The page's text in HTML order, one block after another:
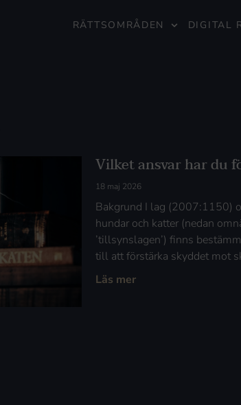
RÄTTSOMRÅDEN DIGITAL
Vilket ansvar har du
18 maj 2026
Bakgrund I lag (2007:1150)
hundar och katter (nedan
’tillsynslagen’) finns
till att förstärka skyddet mot
Läs mer